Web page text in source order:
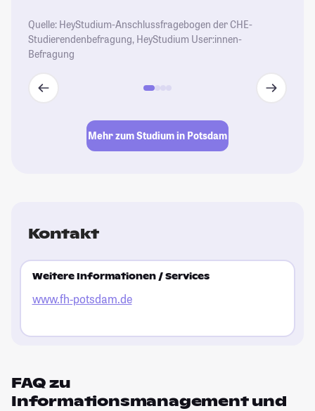
Quelle: HeyStudium-Anschlussfragebogen der CHE-
Studierendenbefragung, HeyStudium User:innen-
Befragung
Mehr zum Studium in Potsdam
Kontakt
Weitere Informationen / Services
www.fh-potsdam.de
FAQ zu
Informationsmanagement und